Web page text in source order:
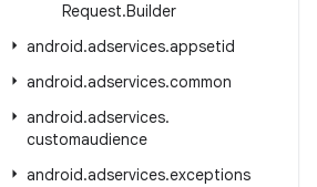
Request.Builder
android.adservices.appsetid
android.adservices.common
android.adservices.
customaudience
android.adservices.exceptions